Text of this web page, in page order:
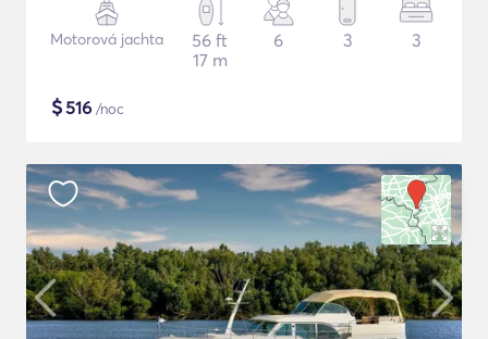
Motorová jachta
56 ft
17 m
6 3 3
$516 /noc